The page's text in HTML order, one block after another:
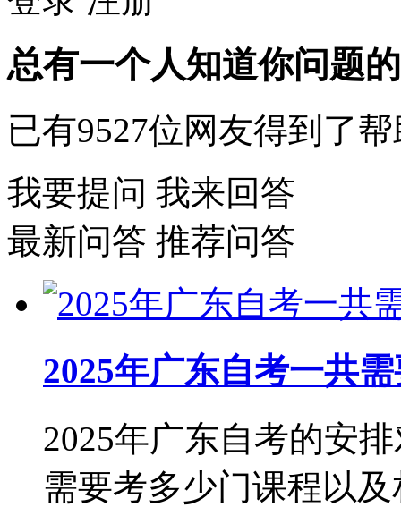
总有一个人知道你问题
已有9527位网友得到了帮
我要提问 我来回答
最新问答 推荐问答
2025年广东自考一共
2025年广东自考的安
需要考多少门课程以及